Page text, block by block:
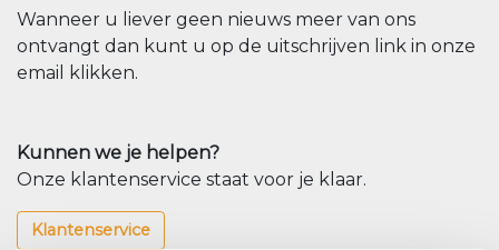
Wanneer u liever geen nieuws meer van ons
ontvangt dan kunt u op de uitschrijven link in onze
email klikken.
Kunnen we je helpen?
Onze klantenservice staat voor je klaar.
Klantenservice